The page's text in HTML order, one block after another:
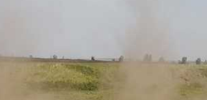
районов.
Рыжих